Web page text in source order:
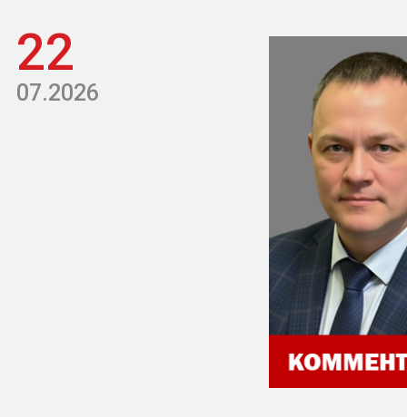
22
07.2026